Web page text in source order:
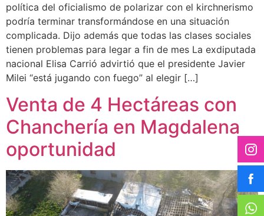
política del oficialismo de polarizar con el kirchnerismo
podría terminar transformándose en una situación
complicada. Dijo además que todas las clases sociales
tienen problemas para legar a fin de mes La exdiputada
nacional Elisa Carrió advirtió que el presidente Javier
Milei “está jugando con fuego” al elegir […]
Venta de 4 Hectáreas con
Chanchería en Magdalena
oportunidad